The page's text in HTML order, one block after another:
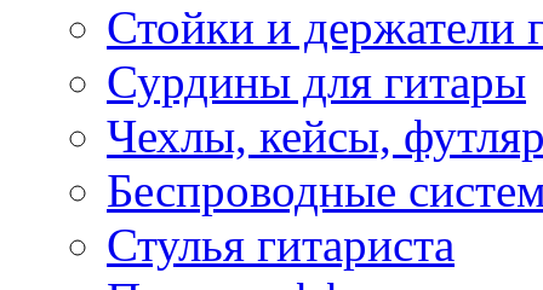
Стойки и держатели
Сурдины для гитары
Чехлы, кейсы,
Беспроводные
Стулья гитариста